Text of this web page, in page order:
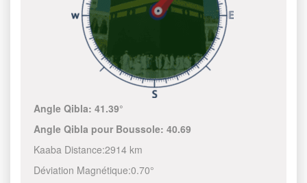
Angle Qibla:41.39°
Angle Qibla pour Boussole:40.69
Kaaba Distance:2914 km
Déviation Magnétique:0.70°